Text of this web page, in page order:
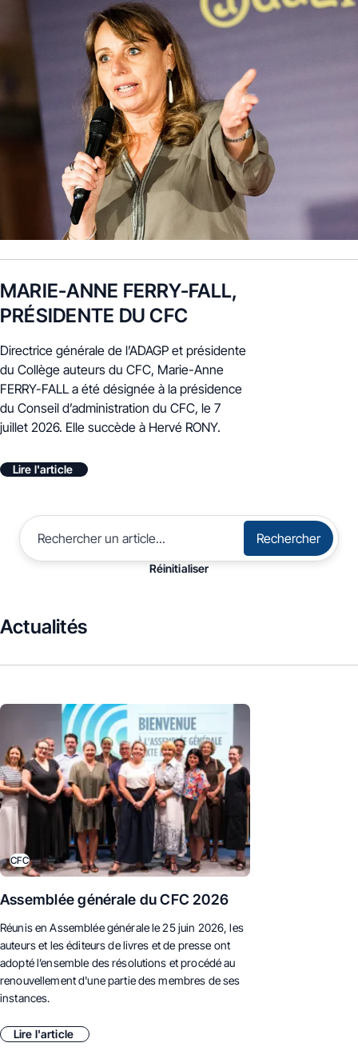
MARIE-ANNE FERRY-FALL,
PRÉSIDENTE DU CFC
Directrice générale de l’ADAGP et présidente
du Collège auteurs du CFC, Marie-Anne
FERRY-FALL a été désignée à la présidence
du Conseil d’administration du CFC, le 7
juillet 2026. Elle succède à Hervé RONY.
Lire l'article
Rechercher
Réinitialiser
Actualités
CFC
Assemblée générale du CFC 2026
Réunis en Assemblée générale le 25 juin 2026,les
auteurs et les éditeurs de livres et de presse ont
adopté l’ensemble des résolutions et procédé au
renouvellement d'une partie des membres de ses
instances.
Lire l'article